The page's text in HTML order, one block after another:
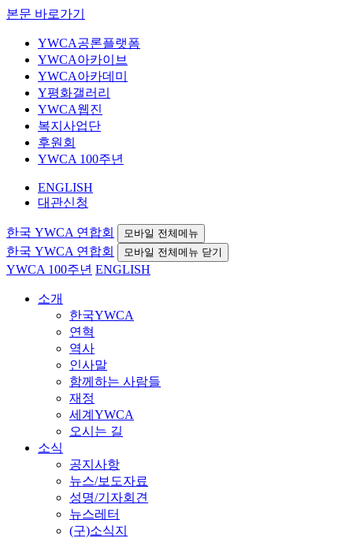
본문 바로가기
YWCA공론플랫폼
YWCA아카이브
YWCA아카데미
Y평화갤러리
YWCA웹진
복지사업단
후원회
YWCA 100주년
ENGLISH
대관신청
한국 YWCA 연합회 모바일 전체메뉴
한국 YWCA 연합회 모바일 전체메뉴 닫기
YWCA 100주년 ENGLISH
소개
한국YWCA
연혁
역사
인사말
함께하는 사람들
재정
세계YWCA
오시는 길
소식
공지사항
뉴스/보도자료
성명/기자회견
뉴스레터
(구)소식지